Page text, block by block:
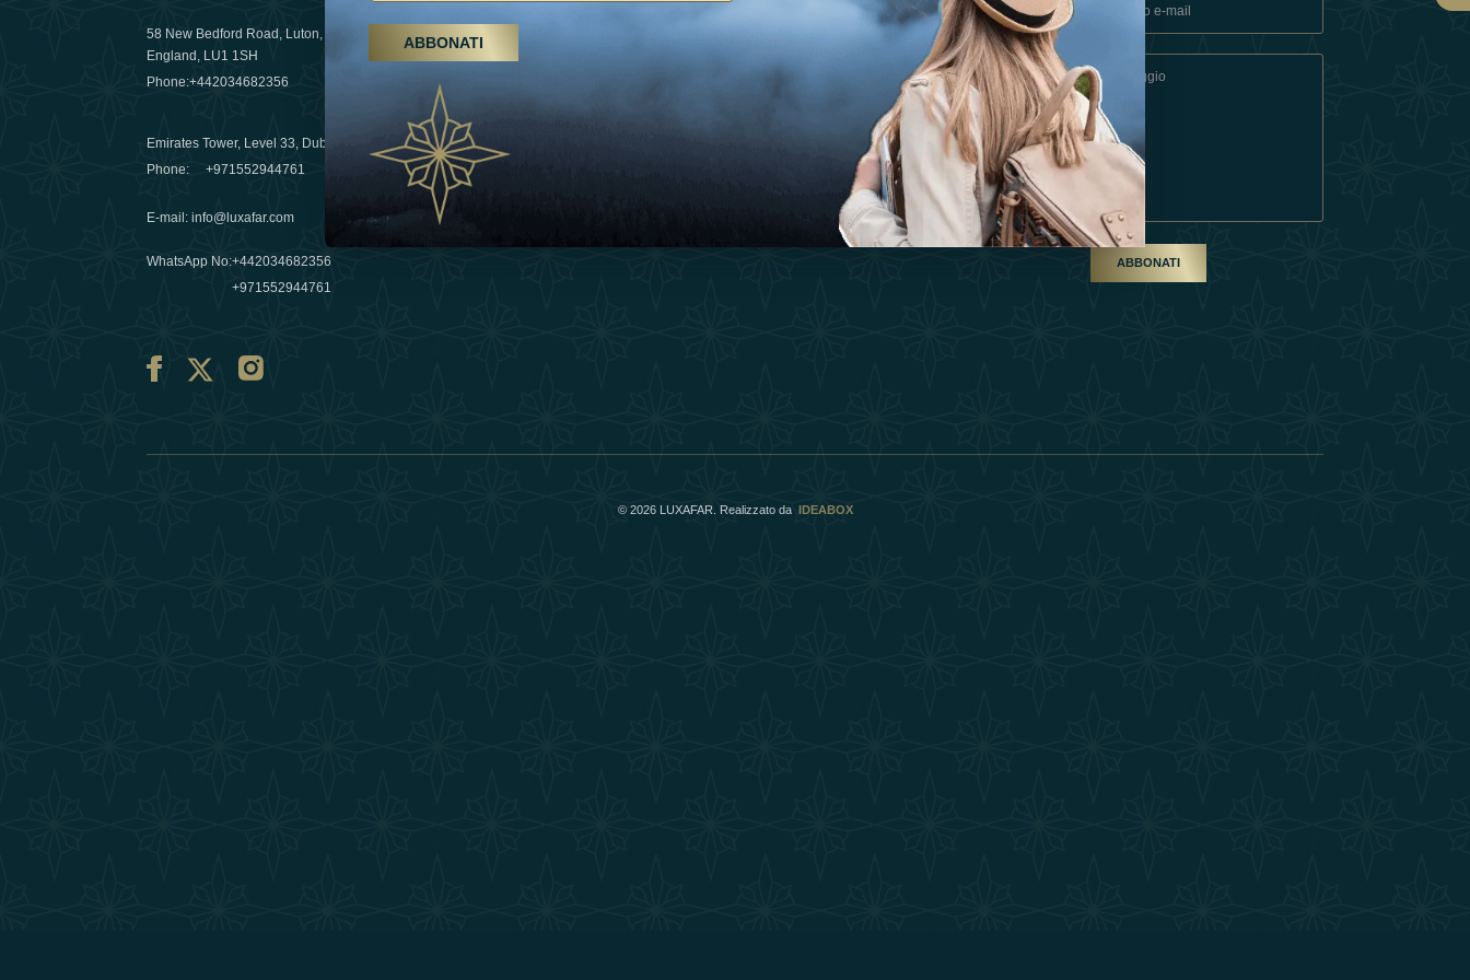
58 New Bedford Road, Luton,
England, LU1 1SH
Phone:+442034682356
Emirates Tower, Level 33, Dubai, UAE
Phone:+971552944761
E-mail :info@luxafar.com
WhatsApp No:+442034682356
+971552944761
Escursioni, trattamenti termali e yoga, gli
Emirati Arabi Uniti crescono come
destinazione del benessere
03 April 2025
Évasions hivernales pour les voyageurs des
Émirats: refinir le voyage de luxe
10 March 2025
Esperienza
Termini E Condizioni
Diventa Un Partner
Our Team
ABBONATI
© 2026 LUXAFAR. Realizzato da IDEABOX
ABBONATI